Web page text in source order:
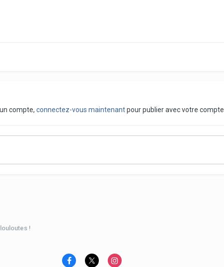
compte, connectez-vous maintenantpour publier avec votre compte.
!